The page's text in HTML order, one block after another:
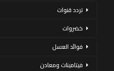
تردد قنوات
خضروات
فوائد العسل
فيتامينات ومعادن